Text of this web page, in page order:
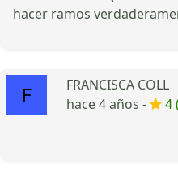
hacer ramos
FRANCISCA COLL
hace 4 años -
4